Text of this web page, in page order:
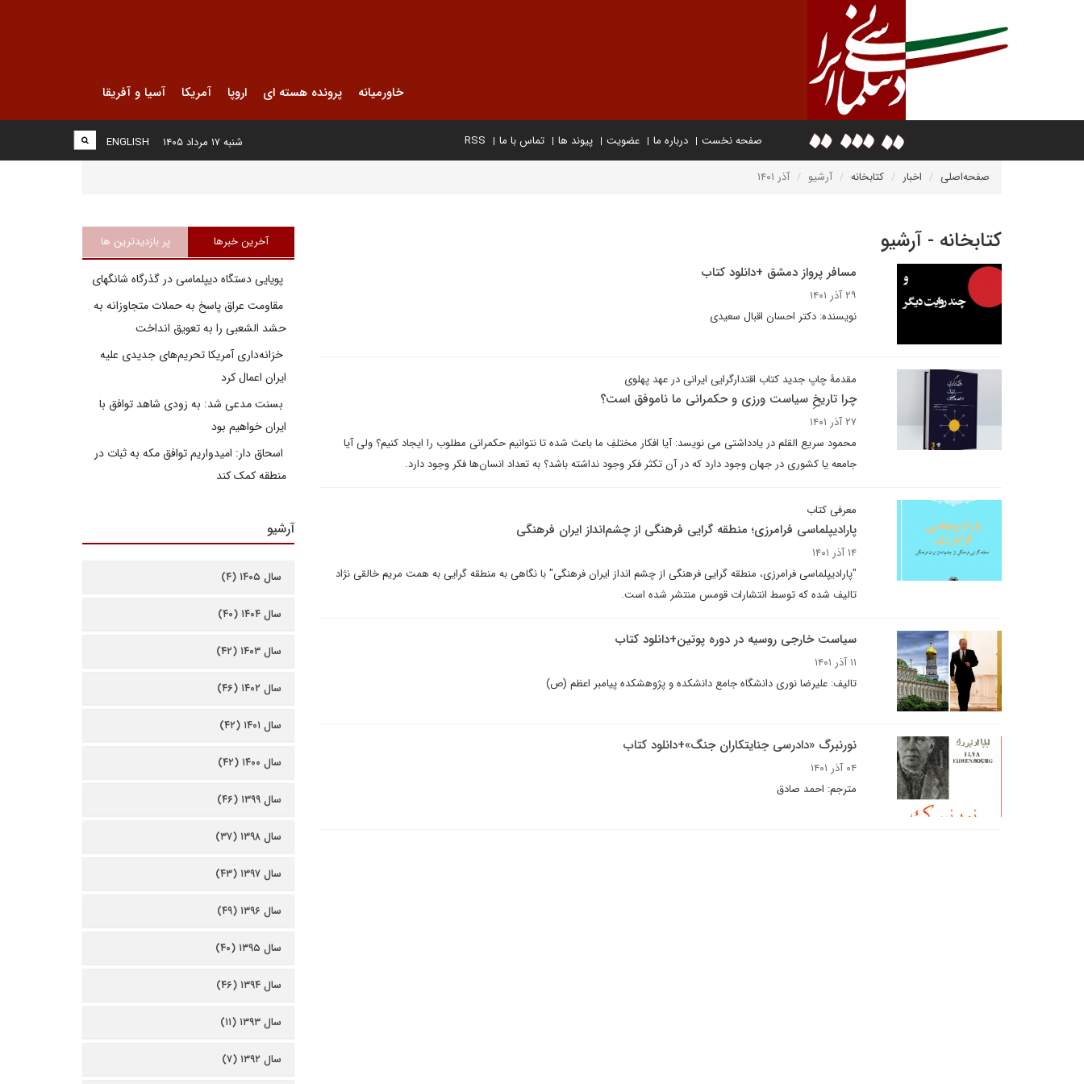
خاورمیانه پرونده هسته ای اروپا آمریکا آسیا و آفریقا
صفحه نخست درباره ما عضویت پیوند ها تماس با ما RSS
ENGLISH شنبه ۱۷ مرداد ۱۴۰۵
صفحه‌اصلی اخبار کتابخانه آرشیو آذر ۱۴۰۱
کتابخانه - آرشیو
مسافر پرواز دمشق +دانلود کتاب
۲۹ آذر ۱۴۰۱
نویسنده: دکتر احسان اقبال سعیدی
مقدمۀ چاپ جدید کتاب اقتدارگرایی ایرانی در عهد پهلوی
چرا تاریخِ سیاست ورزی و حکمرانی ما ناموفق است؟
۲۷ آذر ۱۴۰۱
محمود سریع القلم در یادداشتی می نویسد: آیا افکار مختلفِ ما باعث شده تا نتوانیم حکمرانی مطلوب را ایجاد کنیم؟ ولی آیا
جامعه یا کشوری در جهان وجود دارد که در آن تکثر فکر وجود نداشته باشد؟ به تعداد انسان‌ها فکر وجود دارد.
معرفی کتاب
پارادیپلماسی فرامرزی؛ منطقه گرایی فرهنگی از چشم‌انداز ایران فرهنگی
۱۴ آذر ۱۴۰۱
"پارادیپلماسی فرامرزی، منطقه گرایی فرهنگی از چشم انداز ایران فرهنگی" با نگاهی به منطقه گرایی به همت مریم خالقی نژاد
تالیف شده که توسط انتشارات قومس منتشر شده است.
سیاست خارجی روسیه در دوره پوتین+دانلود کتاب
۱۱ آذر ۱۴۰۱
تالیف: علیرضا نوری دانشگاه جامع دانشکده و پژوهشکده پیامبر اعظم (ص)
نورنبرگ «دادرسی جنایتکاران جنگ»+دانلود کتاب
۰۴ آذر ۱۴۰۱
مترجم: احمد صادق
آخرین خبرها پر بازدیدترین ها
پویایی دستگاه دیپلماسی در گذرگاه شانگهای
مقاومت عراق پاسخ به حملات متجاوزانه به
حشد الشعبی را به تعویق انداخت
خزانه‌داری آمریکا تحریم‌های جدیدی علیه
ایران اعمال کرد
بسنت مدعی شد: به زودی شاهد توافق با
ایران خواهیم بود
اسحاق دار: امیدواریم توافق مکه به ثبات در
منطقه کمک کند
آرشیو
سال ۱۴۰۵ (۴)
سال ۱۴۰۴ (۴۰)
سال ۱۴۰۳ (۴۲)
سال ۱۴۰۲ (۴۶)
سال ۱۴۰۱ (۴۲)
سال ۱۴۰۰ (۴۲)
سال ۱۳۹۹ (۴۶)
سال ۱۳۹۸ (۳۷)
سال ۱۳۹۷ (۴۳)
سال ۱۳۹۶ (۴۹)
سال ۱۳۹۵ (۴۰)
سال ۱۳۹۴ (۴۶)
سال ۱۳۹۳ (۱۱)
سال ۱۳۹۲ (۷)